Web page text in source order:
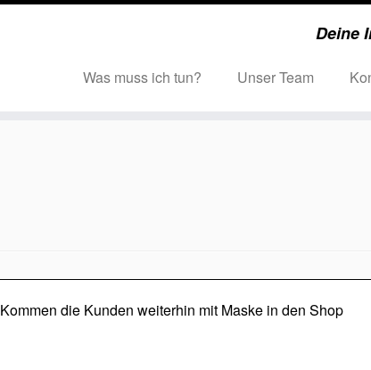
Deine
Was muss ich tun? Unser Team
Kommen die Kunden weiterhin mit Maske in den Shop